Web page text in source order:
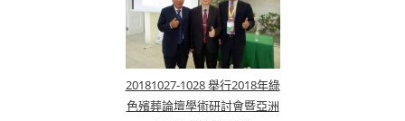
20181027-1028 舉行2018年綠
色殯葬論壇學術研討會暨亞洲